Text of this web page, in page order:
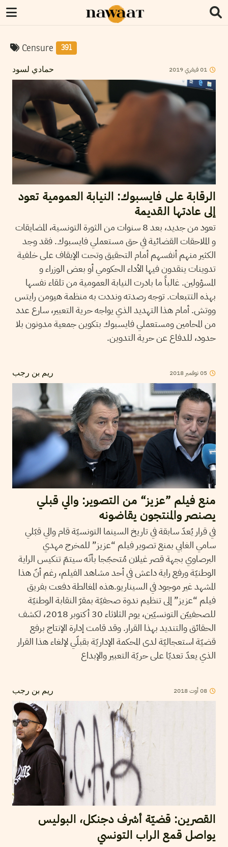
Censure 391
حمادي لسود 01فيفري2019
الرقابة على فايسبوك: النيابة العمومية تعود
إلى عادتها القديمة
تعود من جديد، بعد 8 سنوات من الثورة التونسية، المضايقات
و الملاحقات القضائية في حق مستعملي فايسبوك. فقد وجد
الكثير منهم أنفسهم أمام التحقيق وتحت الإيقاف على خلفية
تدوينات ينقدون فيها الأداء الحكومي أو بعض الوزراء و
المسؤولين. غالباً ما بادرت النيابة العمومية من تلقاء نفسها
بهذه التتبعات. توجه رصدته ونددت به منظمة هيومن رايتس
ووتش. أمام هذا التهديد الذي يواجه حرية التعبير، سارع عدد
من المحامين ومستعملي فايسبوك بتكوين جمعية مدونون بلا
حدود، للدفاع عن حرية التدوين.
ريم بن رجب 05نوفمبر 2018
منع فيلم ”عزيز“ من التصوير: والي قبلي
يصنصر والمنتجون يقاضونه
في قرار يُعدّ سابقة في تاريخ السينما التونسيّة قام والي قبّلي
سامي الغابي بمنع تصوير فيلم “عزيز” للمخرج مهدي
البرصاوي بجهة قصر غيلان مُتحجّجا بأنّه سيتمّ تنكيس الراية
الوطنيّة ورفع راية داعش في أحد مشاهد الفيلم، رغم أنّ هذا
المشهد غير موجود في السيناريو.هذه المغالطة دفعت بفريق
فيلم “عزيز” إلى تنظيم ندوة صحفيّة بمقرّ النقابة الوطنيّة
للصحفييّن التونسيّين، يوم الثلاثاء 30 أكتوبر 2018، لكشف
الحقائق والتنديد بهذا القرار. وقد قامت إدارة الإنتاج برفع
قضيّة استعجاليّة لدى المحكمة الإداريّة بقبلّي لإلغاء هذا القرار
الذي يعدّ تعديّا على حريّة التعبير والإبداع
ريم بن رجب 08أوت2018
القصرين: قضيّة أشرف دجنكل، البوليس
يواصل قمع الراب التونسي